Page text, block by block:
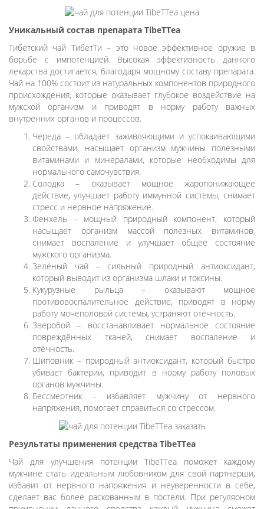
Уникальный состав препарата TibeTTea
Тибетский чай ТибетТи – это новое эффективное оружие в
борьбе с импотенцией. Высокая эффективность данного
лекарства достигается, благодаря мощному составу препарата.
Чай на 100% состоит из натуральных компонентов природного
происхождения, которые оказывает глубокое воздействие на
мужской организм и приводят в норму работу важных
внутренних органов и процессов.
Череда – обладает заживляющими и успокаивающими
свойствами, насыщает организм мужчины полезными
витаминами и минералами, которые необходимы для
нормального самочувствия.
Солодка – оказывает мощное жаропонижающее
действие, улучшает работу иммунной системы, снимает
стресс и нервное напряжение.
Фенхель – мощный природный компонент, который
насыщает организм массой полезных витаминов,
снимает воспаление и улучшает общее состояние
мужского организма.
Зелёный чай – сильный природный антиоксидант,
который выводит из организма шлаки и токсины.
Кукурузные рыльца – оказывают мощное
противовоспалительное действие, приводят в норму
работу мочеполовой системы, устраняют отёчность.
Зверобой – восстанавливает нормальное состояние
повреждённых тканей, снимает воспаление и
отёчность.
Шиповник – природный антиоксидант, который быстро
убивает бактерии, приводит в норму работу половых
органов мужчины.
Бессмертник – избавляет мужчину от нервного
напряжения, помогает справиться со стрессом.
Результаты применения средства TibeTTea
Чай для улучшения потенции TibeTTea поможет каждому
мужчине стать идеальным любовником для свой партнёрши,
избавит от нервного напряжения и неуверенности в себе,
сделает вас более раскованным в постели. При регулярном